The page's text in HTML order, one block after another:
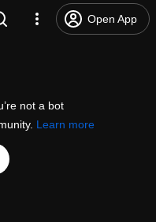
Open App
not a bot
Learn more